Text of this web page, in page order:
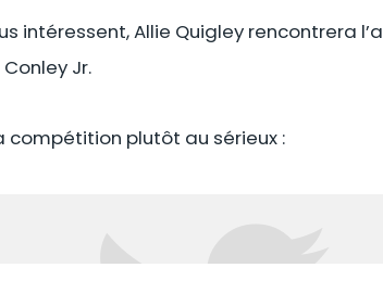
intéressent, Allie Quigley rencontrera
Jr.
compétition plutôt au sérieux :